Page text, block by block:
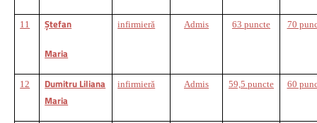
11 Ştefan
Maria
infirmieră Admis 63 puncte 70
12
Dumitru Liliana
Maria
infirmieră Admis 59,5 puncte 60